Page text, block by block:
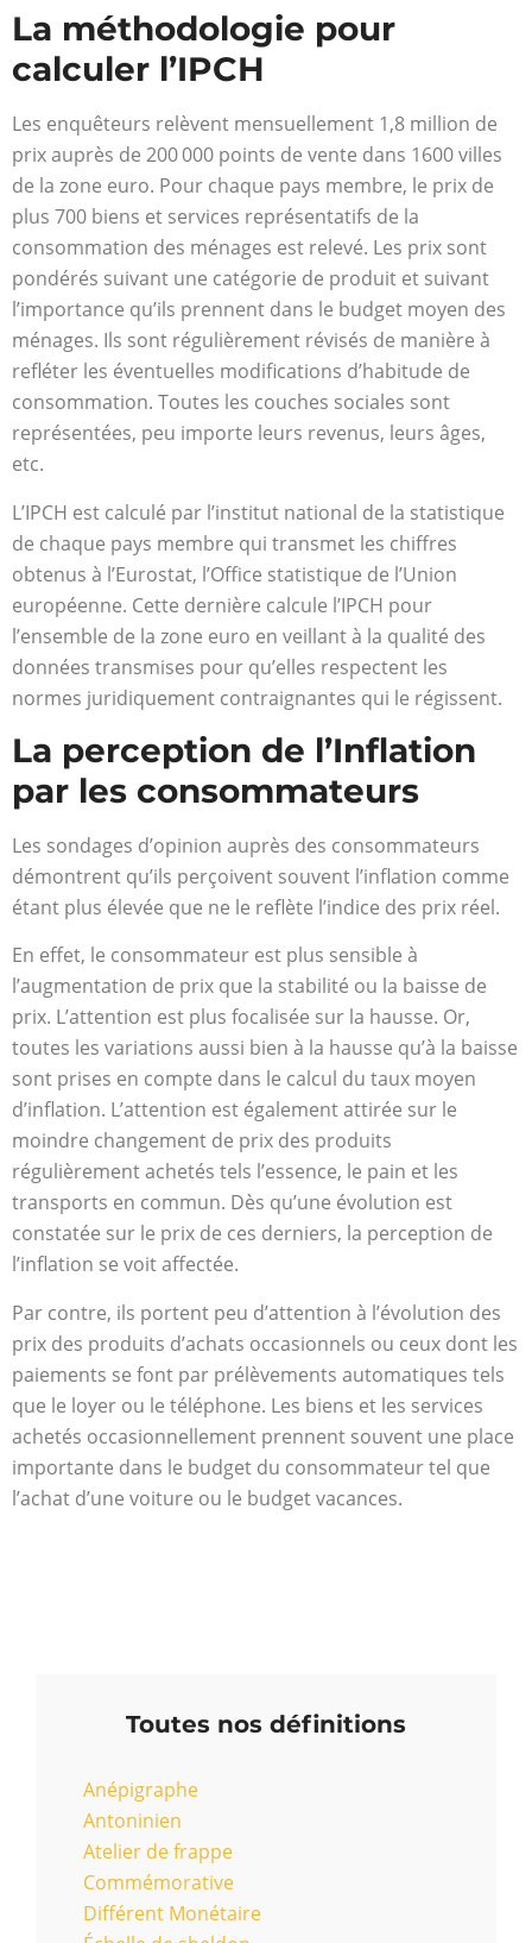
La méthodologie pour
calculer l’IPCH
Les enquêteurs relèvent mensuellement 1,8 million de
prix auprès de 200 000 points de vente dans 1600 villes
de la zone euro. Pour chaque pays membre, le prix de
plus 700 biens et services représentatifs de la
consommation des ménages est relevé. Les prix sont
pondérés suivant une catégorie de produit et suivant
l’importance qu’ils prennent dans le budget moyen des
ménages. Ils sont régulièrement révisés de manière à
refléter les éventuelles modifications d’habitude de
consommation. Toutes les couches sociales sont
représentées, peu importe leurs revenus, leurs âges,
etc.
L’IPCH est calculé par l’institut national de la statistique
de chaque pays membre qui transmet les chiffres
obtenus à l’Eurostat, l’Office statistique de l’Union
européenne. Cette dernière calcule l’IPCH pour
l’ensemble de la zone euro en veillant à la qualité des
données transmises pour qu’elles respectent les
normes juridiquement contraignantes qui le régissent.
La perception de l’Inflation
par les consommateurs
Les sondages d’opinion auprès des consommateurs
démontrent qu’ils perçoivent souvent l’inflation comme
étant plus élevée que ne le reflète l’indice des prix réel.
En effet, le consommateur est plus sensible à
l’augmentation de prix que la stabilité ou la baisse de
prix. L’attention est plus focalisée sur la hausse. Or,
toutes les variations aussi bien à la hausse qu’à la baisse
sont prises en compte dans le calcul du taux moyen
d’inflation. L’attention est également attirée sur le
moindre changement de prix des produits
régulièrement achetés tels l’essence, le pain et les
transports en commun. Dès qu’une évolution est
constatée sur le prix de ces derniers, la perception de
l’inflation se voit affectée.
Par contre, ils portent peu d’attention à l’évolution des
prix des produits d’achats occasionnels ou ceux dont les
paiements se font par prélèvements automatiques tels
que le loyer ou le téléphone. Les biens et les services
achetés occasionnellement prennent souvent une place
importante dans le budget du consommateur tel que
l’achat d’une voiture ou le budget vacances.
Toutes nos définitions
Anépigraphe
Antoninien
Atelier de frappe
Commémorative
Différent Monétaire